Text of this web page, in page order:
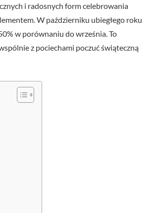
i radosnych form celebrowania
W październiku ubiegłego roku
w porównaniu do września. To
z pociechami poczuć świąteczną